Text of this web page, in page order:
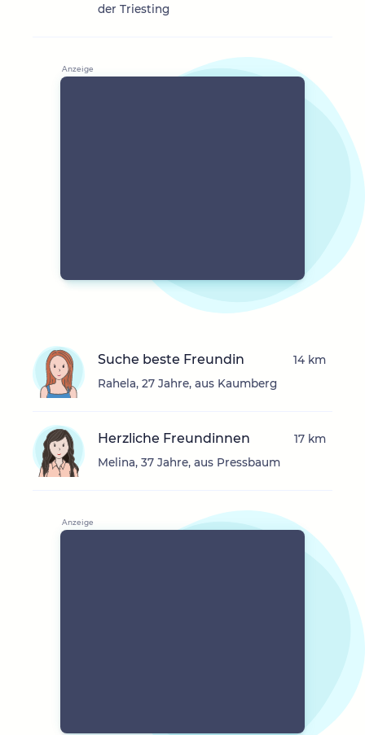
der Triesting
Suche beste Freundin
Rahela, 27 Jahre, aus Kaumberg
14 km
Herzliche Freundinnen
Melina, 37 Jahre, aus Pressbaum
17 km